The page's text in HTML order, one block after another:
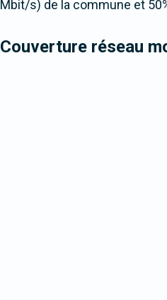
Mbit/s) de la commune et
Couverture réseau